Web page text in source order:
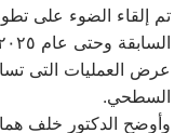
تم إلقاء الضوء على
عرض العمليات التى
السطحي.
وأوضح الدكتور خلف